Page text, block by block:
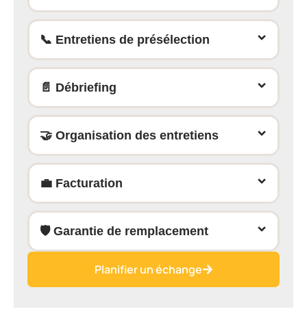
📞 Entretiens de présélection
📄 Débriefing
🤝 Organisation des entretiens
💼 Facturation
🛡️ Garantie de remplacement
Planifier un échange